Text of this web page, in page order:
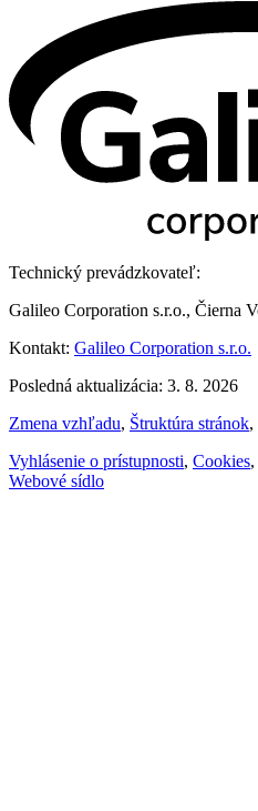
Technický prevádzkovateľ:
Galileo Corporation s.r.o., Čierna
Kontakt: Galileo Corporation s.r.o.
Posledná aktualizácia: 3. 8. 2026
Zmena vzhľadu, Štruktúra stránok,
Vyhlásenie o prístupnosti, Cookies,
Webové sídlo